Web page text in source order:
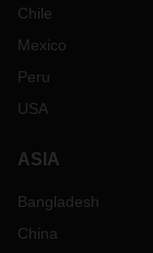
Chile
Mexico
Peru
USA
ASIA
Bangladesh
China